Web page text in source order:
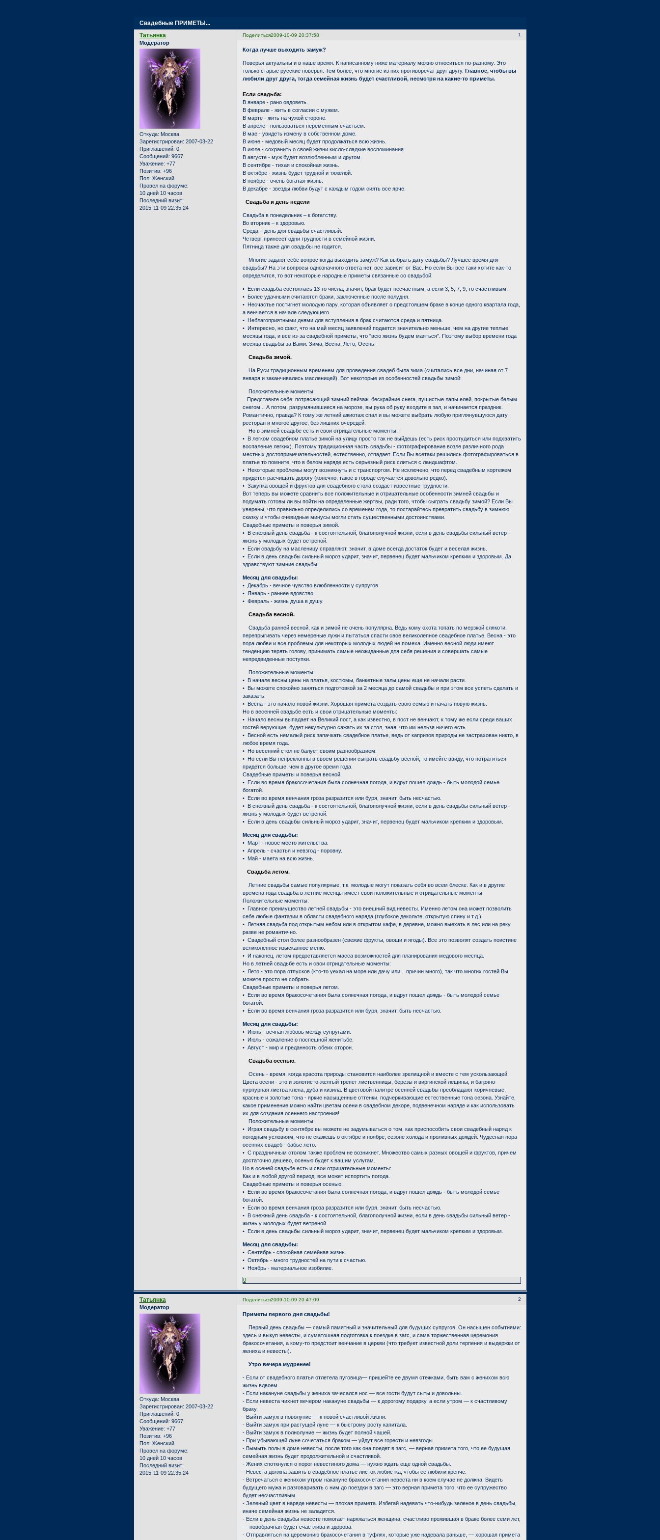
Свадебные ПРИМЕТЫ...
Поделиться 1
2009-10-09 20:37:58
Татьянка
Модератор
Откуда: Москва
Зарегистрирован: 2007-03-22
Приглашений: 0
Сообщений: 9667
Уважение: +77
Позитив: +96
Пол: Женский
Провел на форуме:
10 дней 10 часов
Последний визит:
2015-11-09 22:35:24
Когда лучше выходить замуж?
Поверья актуальны и в наше время. К написанному ниже материалу можно относиться по-разному. Это
только старые русские поверья. Тем более, что многие из них противоречат друг другу. Главное, чтобы вы
любили друг друга, тогда семейная жизнь будет счастливой, несмотря на какие-то приметы.
Если свадьба:
В январе - рано овдоветь.
В феврале - жить в согласии с мужем.
В марте - жить на чужой стороне.
В апреле - пользоваться переменным счастьем.
В мае - увидеть измену в собственном доме.
В июне - медовый месяц будет продолжаться всю жизнь.
В июле - сохранить о своей жизни кисло-сладкие воспоминания.
В августе - муж будет возлюбленным и другом.
В сентябре - тихая и спокойная жизнь.
В октябре - жизнь будет трудной и тяжелой.
В ноябре - очень богатая жизнь.
В декабре - звезды любви будут с каждым годом сиять все ярче.
Свадьба и день недели
Свадьба в понедельник – к богатству.
Во вторник – к здоровью.
Среда – день для свадьбы счастливый.
Четверг принесет одни трудности в семейной жизни.
Пятница также для свадьбы не годится.
Многие задают себе вопрос когда выходить замуж? Как выбрать дату свадьбы? Лучшее время для
свадьбы? На эти вопросы однозначного ответа нет, все зависит от Вас. Но если Вы все таки хотите как-то
определится, то вот некоторые народные приметы связанные со свадьбой:
• Если свадьба состоялась 13-го числа, значит, брак будет несчастным, а если 3, 5, 7, 9, то счастливым.
• Более удачными считаются браки, заключенные после полудня.
• Несчастье постигнет молодую пару, которая объявляет о предстоящем браке в конце одного квартала года,
а венчается в начале следующего.
• Неблагоприятными днями для вступления в брак считаются среда и пятница.
• Интересно, но факт, что на май месяц заявлений подается значительно меньше, чем на другие теплые
месяцы года, и все из-за свадебной приметы, что "всю жизнь будем маяться". Поэтому выбор времени года
месяца свадьбы за Вами: Зима, Весна, Лето, Осень.
Свадьба зимой.
На Руси традиционным временем для проведения свадеб была зима (считались все дни, начиная от 7
января и заканчивались масленицей). Вот некоторые из особенностей свадьбы зимой:
Положительные моменты:
Представьте себе: потрясающий зимний пейзаж, бескрайние снега, пушистые лапы елей, покрытые белым
снегом... А потом, разрумянившиеся на морозе, вы рука об руку входите в зал, и начинается праздник.
Романтично, правда? К тому же летний ажиотаж спал и вы можете выбрать любую приглянувшуюся дату,
ресторан и многое другое, без лишних очередей.
Но в зимней свадьбе есть и свои отрицательные моменты:
• В легком свадебном платье зимой на улицу просто так не выйдешь (есть риск простудиться или подхватить
воспаление легких). Поэтому традиционная часть свадьбы - фотографирование возле различного рода
местных достопримечательностей, естественно, отпадает. Если Вы всетаки решились фотографироваться в
платье то помните, что в белом наряде есть серьезный риск слиться с ландшафтом.
• Некоторые проблемы могут возникнуть и с транспортом. Не исключено, что перед свадебным кортежем
придется расчищать дорогу (конечно, такое в городе случается довольно редко).
• Закупка овощей и фруктов для свадебного стола создаст известные трудности.
Вот теперь вы можете сравнить все положительные и отрицательные особенности зимней свадьбы и
подумать готовы ли вы пойти на определенные жертвы, ради того, чтобы сыграть свадьбу зимой? Если Вы
уверены, что правильно определились со временем года, то постарайтесь превратить свадьбу в зимнюю
сказку и чтобы очевидные минусы могли стать существенными достоинствами.
Свадебные приметы и поверья зимой.
• В снежный день свадьба - к состоятельной, благополучной жизни, если в день свадьбы сильный ветер -
жизнь у молодых будет ветреной.
• Если свадьбу на масленицу справляют, значит, в доме всегда достаток будет и веселая жизнь.
• Если в день свадьбы сильный мороз ударит, значит, первенец будет мальчиком крепким и здоровым. Да
здравствуют зимние свадьбы!
Месяц для свадьбы:
• Декабрь - вечное чувство влюбленности у супругов.
• Январь - раннее вдовство.
• Февраль - жизнь душа в душу.
Свадьба весной.
Свадьба ранней весной, как и зимой не очень популярна. Ведь кому охота топать по мерзкой слякоти,
перепрыгивать через немереные лужи и пытаться спасти свое великолепное свадебное платье. Весна - это
пора любви и все проблемы для некоторых молодых людей не помеха. Именно весной люди имеют
тенденцию терять голову, принимать самые неожиданные для себя решения и совершать самые
непредвиденные поступки.
Положительные моменты:
• В начале весны цены на платья, костюмы, банкетные залы цены еще не начали расти.
• Вы можете спокойно заняться подготовкой за 2 месяца до самой свадьбы и при этом все успеть сделать и
заказать.
• Весна - это начало новой жизни. Хорошая примета создать свою семью и начать новую жизнь.
Но в весенней свадьбе есть и свои отрицательные моменты:
• Начало весны выпадает на Великий пост, а как известно, в пост не венчают, к тому же если среди ваших
гостей верующие, будет некультурно сажать их за стол, зная, что им нельзя ничего есть.
• Весной есть немалый риск запачкать свадебное платье, ведь от капризов природы не застрахован никто, в
любое время года.
• Но весенний стол не балует своим разнообразием.
• Но если Вы непреклонны в своем решении сыграть свадьбу весной, то имейте ввиду, что потратиться
придется больше, чем в другое время года.
Свадебные приметы и поверья весной.
• Если во время бракосочетания была солнечная погода, и вдруг пошел дождь - быть молодой семье
богатой.
• Если во время венчания гроза разразится или буря, значит, быть несчастью.
• В снежный день свадьба - к состоятельной, благополучной жизни, если в день свадьбы сильный ветер -
жизнь у молодых будет ветреной.
• Если в день свадьбы сильный мороз ударит, значит, первенец будет мальчиком крепким и здоровым.
Месяц для свадьбы:
• Март - новое место жительства.
• Апрель - счастья и невзгод - поровну.
• Май - маета на всю жизнь.
Свадьба летом.
Летние свадьбы самые популярные, т.к. молодые могут показать себя во всем блеске. Как и в другие
времена года свадьба в летние месяцы имеет свои положительные и отрицательные моменты.
Положительные моменты:
• Главное преимущество летней свадьбы - это внешний вид невесты. Именно летом она может позволить
себе любые фантазии в области свадебного наряда (глубокое декольте, открытую спину и т.д.).
• Летняя свадьба под открытым небом или в открытом кафе, в деревне, можно выехать в лес или на реку
разве не романтично.
• Cвадебный стол более разнообразен (свежие фрукты, овощи и ягоды). Все это позволят создать поистине
великолепное изысканное меню.
• И наконец, летом предоставляется масса возможностей для планирования медового месяца.
Но в летней свадьбе есть и свои отрицательные моменты:
• Лето - это пора отпусков (кто-то уехал на море или дачу или... причин много), так что многих гостей Вы
можете просто не собрать.
Свадебные приметы и поверья летом.
• Если во время бракосочетания была солнечная погода, и вдруг пошел дождь - быть молодой семье
богатой.
• Если во время венчания гроза разразится или буря, значит, быть несчастью.
Месяц для свадьбы:
• Июнь - вечная любовь между супругами.
• Июль - сожаление о поспешной женитьбе.
• Август - мир и преданность обеих сторон.
Свадьба осенью.
Осень - время, когда красота природы становится наиболее зрелищной и вместе с тем ускользающей.
Цвета осени - это и золотисто-желтый трепет лиственницы, березы и виргинской лещины, и багряно-
пурпурная листва клена, дуба и кизила. В цветовой палитре осенней свадьбы преобладают коричневые,
красные и золотые тона - яркие насыщенные оттенки, подчеркивающие естественные тона сезона. Узнайте,
какое применение можно найти цветам осени в свадебном декоре, подвенечном наряде и как использовать
их для создания осеннего настроения!
Положительные моменты:
• Играя свадьбу в сентябре вы можете не задумываться о том, как приспособить свои свадебный наряд к
погодным условиям, что не скажешь о октябре и ноябре, сезоне холода и проливных дождей. Чудесная пора
осенних свадеб - бабье лето.
• С праздничным столом также проблем не возникнет. Множество самых разных овощей и фруктов, причем
достаточно дешево, осенью будет к вашим услугам.
Но в осеней свадьбе есть и свои отрицательные моменты:
Как и в любой другой период, все может испортить погода.
Свадебные приметы и поверья осенью.
• Если во время бракосочетания была солнечная погода, и вдруг пошел дождь - быть молодой семье
богатой.
• Если во время венчания гроза разразится или буря, значит, быть несчастью.
• В снежный день свадьба - к состоятельной, благополучной жизни, если в день свадьбы сильный ветер -
жизнь у молодых будет ветреной.
• Если в день свадьбы сильный мороз ударит, значит, первенец будет мальчиком крепким и здоровым.
Месяц для свадьбы:
• Сентябрь - спокойная семейная жизнь.
• Октябрь - много трудностей на пути к счастью.
• Ноябрь - материальное изобилие.
0
Поделиться 2
2009-10-09 20:47:09
Татьянка
Модератор
Откуда: Москва
Зарегистрирован: 2007-03-22
Приглашений: 0
Сообщений: 9667
Уважение: +77
Позитив: +96
Пол: Женский
Провел на форуме:
10 дней 10 часов
Последний визит:
2015-11-09 22:35:24
Приметы первого дня свадьбы!
Первый день свадьбы — самый памятный и значительный для будущих супругов. Он насыщен событиями:
здесь и выкуп невесты, и суматошная подготовка к поездке в загс, и сама торжественная церемония
бракосочетания, а кому-то предстоит венчание в церкви (что требует известной доли терпения и выдержки от
жениха и невесты).
Утро вечера мудренее!
- Если от свадебного платья отлетела пуговица— пришейте ее двумя стежками, быть вам с женихом всю
жизнь вдвоем.
- Если накануне свадьбы у жениха зачесался нос — все гости будут сыты и довольны.
- Если невеста чихнет вечером накануне свадьбы — к дорогому подарку, а если утром — к счастливому
браку.
- Выйти замуж в новолуние — к новой счастливой жизни.
- Выйти замуж при растущей луне — к быстрому росту капитала.
- Выйти замуж в полнолуние — жизнь будет полной чашей.
- При убывающей луне сочетаться браком — уйдут все горести и невзгоды.
- Вымыть полы в доме невесты, после того как она поедет в загс, — верная примета того, что ее будущая
семейная жизнь будет продолжительной и счастливой.
- Жених споткнулся о порог невестиного дома — нужно ждать еще одной свадьбы.
- Невеста должна зашить в свадебное платье листок любистка, чтобы ее любили крепче.
- Встречаться с женихом утром накануне бракосочетания невеста ни в коем случае не должна. Видеть
будущего мужа и разговаривать с ним до поездки в загс — это верная примета того, что ее супружество
будет несчастливым.
- Зеленый цвет в наряде невесты — плохая примета. Избегай надевать что-нибудь зеленое в день свадьбы,
иначе семейная жизнь не заладится.
- Если в день свадьбы невесте помогает наряжаться женщина, счастливо прожившая в браке более семи лет,
— новобрачная будет счастлива и здорова.
- Отправляться на церемонию бракосочетания в туфлях, которые уже надевала раньше, — хорошая примета